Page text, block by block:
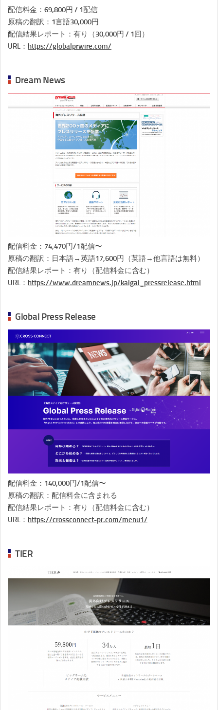
配信料金：69,800円 / 1配信
原稿の翻訳：1言語30,000円
配信結果レポート：有り（30,000円 / 1回）
URL： https://globalprwire.com/
Dream News
配信料金：74,470円/1配信〜
原稿の翻訳：日本語→英語17,600円（英語→他言語は無料）
配信結果レポート：有り（配信料金に含む）
URL： https://www.dreamnews.jp/kaigai_pressrelease.html
Global Press Release
配信料金：140,000円/1配信〜
原稿の翻訳：配信料金に含まれる
配信結果レポート：有り（配信料金に含む）
URL： https://crossconnect-pr.com/menu1/
TIER